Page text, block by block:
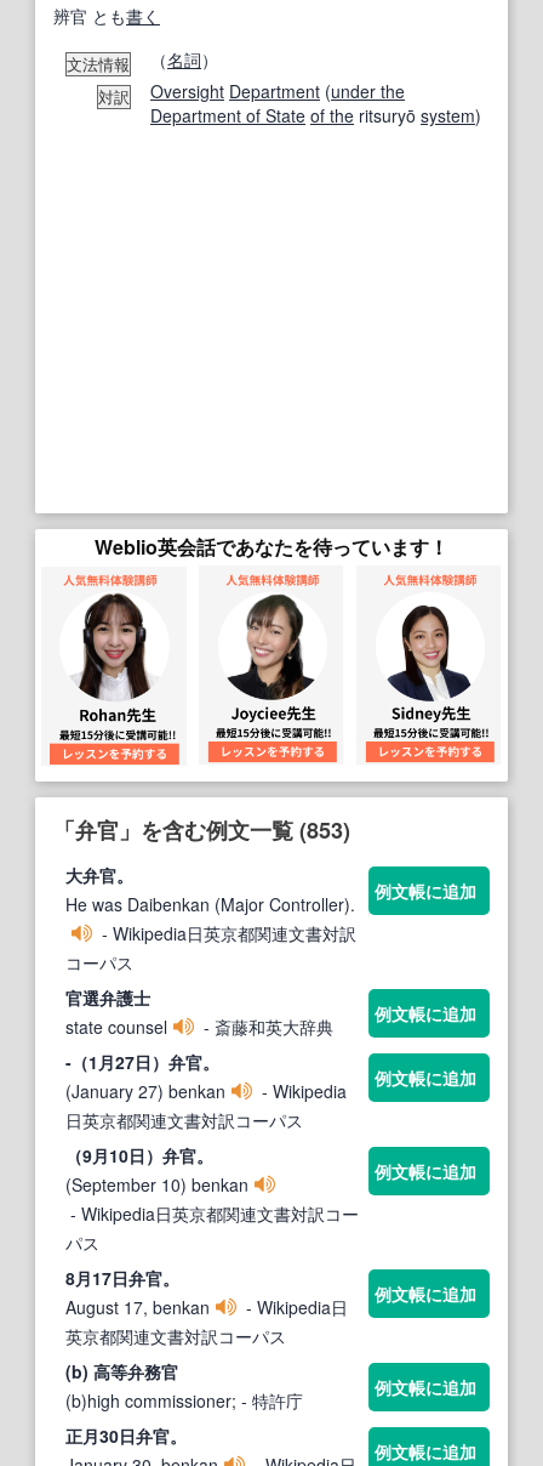
辨官 とも書く
文法情報 （名詞）
対訳 Oversight Department (under the
Department of State of the ritsuryō system)
Weblio英会話であなたを待っています！
「弁官」を含む例文一覧 (853)
大弁官。
He was Daibenkan (Major Controller).
- Wikipedia日英京都関連文書対訳
コーパス
例文帳に追加
官選弁護士
state counsel
- 斎藤和英大辞典
例文帳に追加
-（1月27日） 弁官。
(January 27) benkan
- Wikipedia
日英京都関連文書対訳コーパス
例文帳に追加
（9月10日） 弁官。
(September 10) benkan
- Wikipedia日英京都関連文書対訳コー
パス
例文帳に追加
8月17日弁官。
August 17, benkan
- Wikipedia日
英京都関連文書対訳コーパス
例文帳に追加
(b) 高等弁務官
(b)high commissioner; - 特許庁
例文帳に追加
正月30日弁官。
例文帳に追加